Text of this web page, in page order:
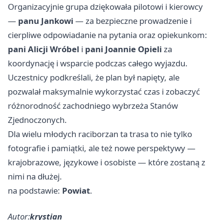
Organizacyjnie grupa dziękowała pilotowi i kierowcy
— panu Jankowi — za bezpieczne prowadzenie i
cierpliwe odpowiadanie na pytania oraz opiekunkom:
pani Alicji Wróbel i pani Joannie Opieli za
koordynację i wsparcie podczas całego wyjazdu.
Uczestnicy podkreślali, że plan był napięty, ale
pozwalał maksymalnie wykorzystać czas i zobaczyć
różnorodność zachodniego wybrzeża Stanów
Zjednoczonych.
Dla wielu młodych raciborzan ta trasa to nie tylko
fotografie i pamiątki, ale też nowe perspektywy —
krajobrazowe, językowe i osobiste — które zostaną z
nimi na dłużej.
na podstawie: Powiat.
Autor:krystian